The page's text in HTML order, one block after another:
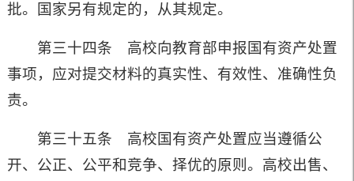
批。国家另有规定的，从其规定。
第三十四条 高校向教育部申报国有资产处置
事项，应对提交材料的真实性、有效性、准确性负
责。
第三十五条 高校国有资产处置应当遵循公
开、公正、公平和竞争、择优的原则。高校出售、